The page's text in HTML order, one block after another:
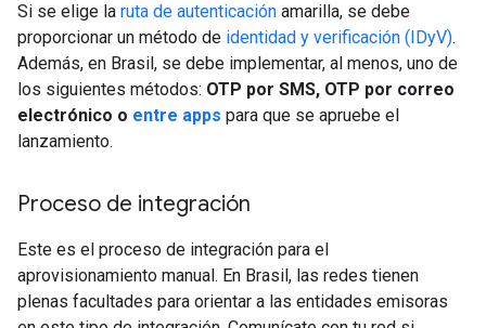
Si se elige la ruta de autenticación amarilla, se debe
proporcionar un método de identidad y verificación (IDyV).
Además, en Brasil, se debe implementar, al menos, uno de
los siguientes métodos: OTP por SMS, OTP por correo
electrónico o entre apps para que se apruebe el
lanzamiento.
Proceso de integración
Este es el proceso de integración para el
aprovisionamiento manual. En Brasil, las redes tienen
plenas facultades para orientar a las entidades emisoras